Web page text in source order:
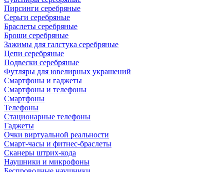
Пирсинги серебряные
Серьги серебряные
Браслеты серебряные
Броши серебряные
Зажимы для галстука серебряные
Цепи серебряные
Подвески серебряные
Футляры для ювелирных украшений
Смартфоны и гаджеты
Смартфоны и телефоны
Смартфоны
Телефоны
Стационарные телефоны
Гаджеты
Очки виртуальной реальности
Смарт-часы и фитнес-браслеты
Сканеры штрих-кода
Наушники и микрофоны